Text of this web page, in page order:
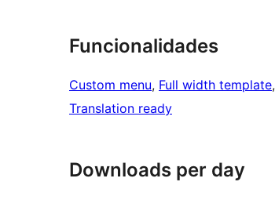
Funcionalidades
Custom menu, Full width template,
Translation ready
Downloads per day